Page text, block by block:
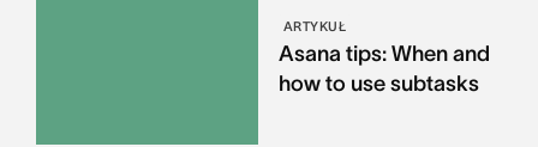
ARTYKUŁ
Asana tips: When and
how to use subtasks